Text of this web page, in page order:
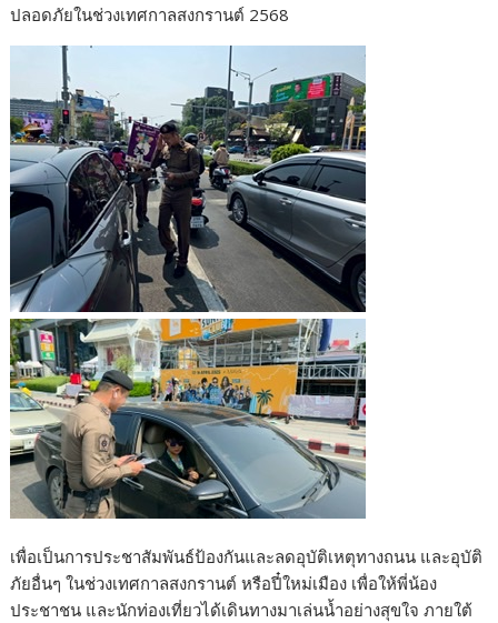
ปลอดภัยในช่วงเทศกาลสงกรานต์ 2568
เพื่อเป็นการประชาสัมพันธ์ป้องกันและลดอุบัติเหตุทางถนน และอุบัติ
ภัยอื่นๆ ในช่วงเทศกาลสงกรานต์ หรือปี๋ใหม่เมือง เพื่อให้พี่น้อง
ประชาชน และนักท่องเที่ยวได้เดินทางมาเล่นน้ำอย่างสุขใจ ภายใต้